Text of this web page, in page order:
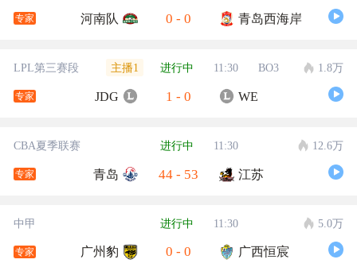
专家 河南队 0 - 0 青岛西海岸
LPL第三赛段 主播1 进行中 11:30 BO3 1.8万
专家 JDG 1 - 0 WE
CBA夏季联赛 进行中 11:30 12.6万
专家 青岛 44 - 53 江苏
中甲 进行中 11:30 5.0万
专家 广州豹 0 - 0 广西恒宸